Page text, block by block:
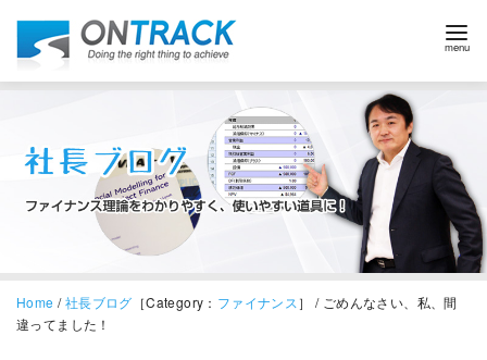
Home /社長ブログ ［Category： ファイナンス ］ / ごめんなさい、私、間
違ってました！